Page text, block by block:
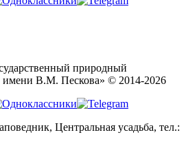
природный
имени В.М. Пескова» © 2014-2026
Центральная усадьба, тел.: